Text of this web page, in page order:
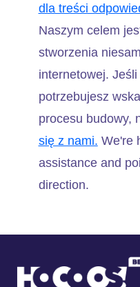
dla treści
Naszym celem
stworzenia
internetowej.
potrzebujesz
procesu budowy,
się z nami. We're
assistance and
direction.